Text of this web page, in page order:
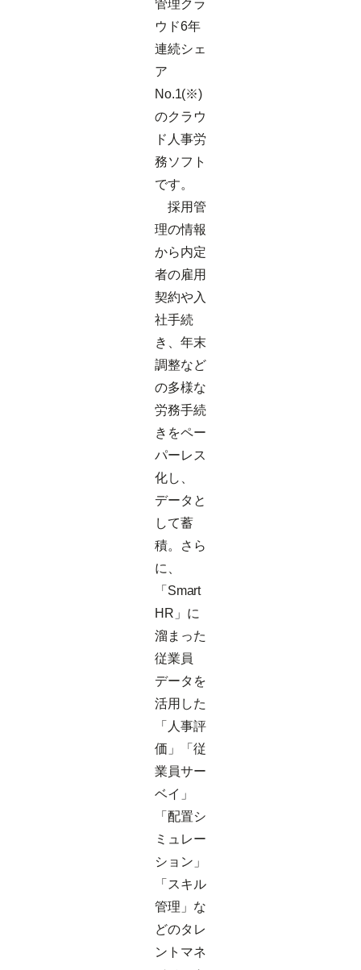
管理クラ
ウド6年
連続シェ
ア
No.1(※)
のクラウ
ド人事労
務ソフト
です。
採用管
理の情報
から内定
者の雇用
契約や入
社手続
き、年末
調整など
の多様な
労務手続
きをペー
パーレス
化し、
データと
して蓄
積。さら
に、
「Smart
HR」に
溜まった
従業員
データを
活用した
「人事評
価」「従
業員サー
ベイ」
「配置シ
ミュレー
ション」
「スキル
管理」な
どのタレ
ントマネ